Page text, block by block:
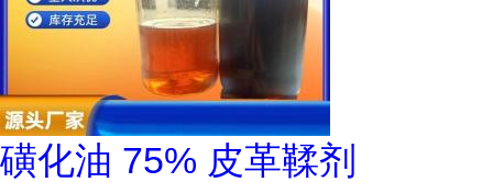
磺化油 75% 皮革鞣剂